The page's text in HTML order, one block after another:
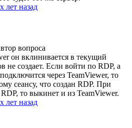
лет назад
вопроса
он вклинивается в текущий
не создает. Если войти по RDP, а
через TeamViewer, то
сеансу, что создан RDP. При
то выкинет и из TeamViewer.
лет назад